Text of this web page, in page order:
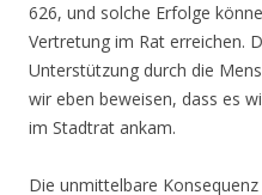
626, und solche Erfolge
Vertretung im Rat erreichen.
Unterstützung durch die
wir eben beweisen, dass es
im Stadtrat ankam.
Die unmittelbare